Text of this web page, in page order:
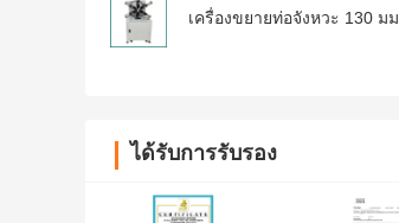
เครื่องขยายท่อจังหวะ 130 มม
ได้รับการรับรอง